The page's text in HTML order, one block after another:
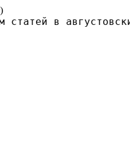
статей в